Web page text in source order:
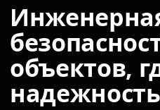
объектов,